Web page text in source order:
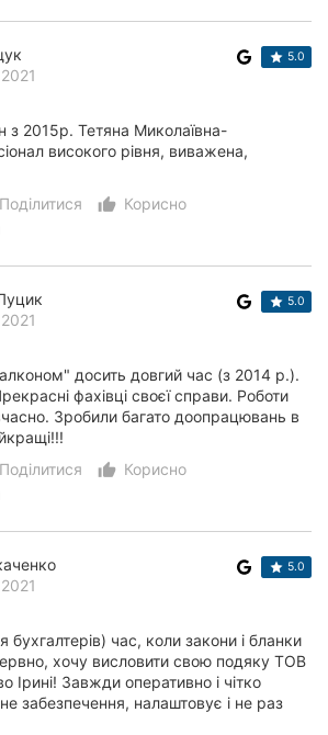
5.0
2015р. Тетяна Миколаївна-
високого рівня, виважена,
Поділитися thumb_up_alt
Корисно
5.0
досить довгий час (з 2014 р.).
фахівці своєї справи. Роботи
Зробили багато доопрацювань в
Поділитися thumb_up_alt
Корисно
5.0
бухгалтерів) час, коли закони і бланки
хочу висловити свою подяку ТОВ
Ірині! Завжди оперативно і чітко
забезпечення, налаштовує і не раз
в...